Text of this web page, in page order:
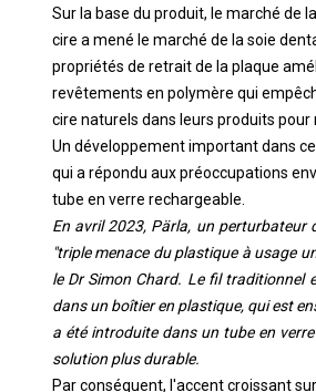
Sur la base du produit, le marché de
cire a mené le marché de la soie
propriétés de retrait de la plaque
revêtements en polymère qui
cire naturels dans leurs produits
Un développement important dans
qui a répondu aux préoccupations
tube en verre rechargeable.
En avril 2023, Pärla, un
"triple menace du plastique à usage
le Dr Simon Chard. Le fil traditionnel
dans un boîtier en plastique, qui est
a été introduite dans un tube en
solution plus durable.
Par conséquent, l'accent croissant